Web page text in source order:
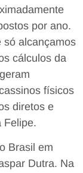
por ano.
só alcançamos
cálculos da
físicos
diretos e
Felipe.
Brasil em
Dutra. Na